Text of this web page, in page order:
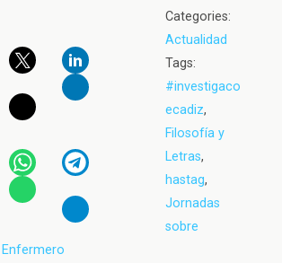
Categories:
Actualidad
Tags:
#investigaco
ecadiz,
Filosofía y
Letras,
hastag,
Jornadas
sobre